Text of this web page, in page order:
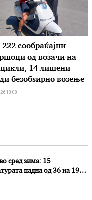
сообраќајни
од возачи на
14 лишени
безобѕирно возење
18:08
сред зима: 15
падна од 36 на 19